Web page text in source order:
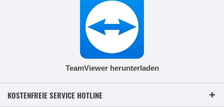
TeamViewer herunterladen
KOSTENFREIE SERVICE HOTLINE